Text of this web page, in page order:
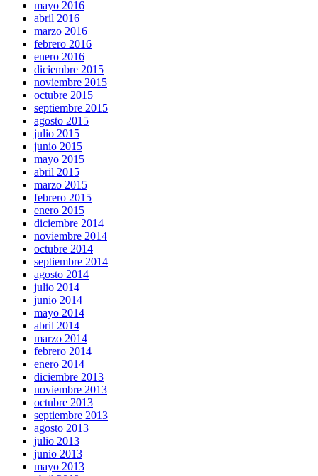
mayo 2016
abril 2016
marzo 2016
febrero 2016
enero 2016
diciembre 2015
noviembre 2015
octubre 2015
septiembre 2015
agosto 2015
julio 2015
junio 2015
mayo 2015
abril 2015
marzo 2015
febrero 2015
enero 2015
diciembre 2014
noviembre 2014
octubre 2014
septiembre 2014
agosto 2014
julio 2014
junio 2014
mayo 2014
abril 2014
marzo 2014
febrero 2014
enero 2014
diciembre 2013
noviembre 2013
octubre 2013
septiembre 2013
agosto 2013
julio 2013
junio 2013
mayo 2013